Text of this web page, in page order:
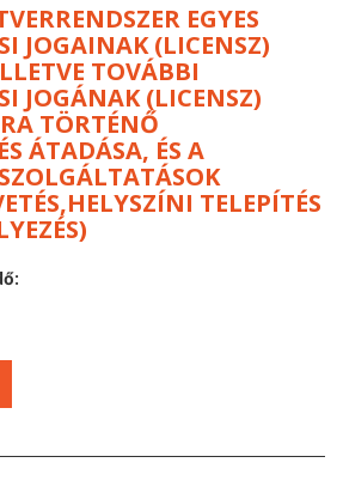
EGYES
JOGAINAK (LICENSZ)
TOVÁBBI
JOGÁNAK (LICENSZ)
TÖRTÉNŐ
ÁTADÁSA, ÉS A
TELEPÍTÉS